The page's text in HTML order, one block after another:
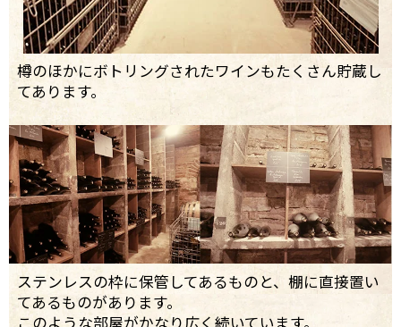
樽のほかにボトリングされたワインもたくさん貯蔵し
てあります。
ステンレスの枠に保管してあるものと、棚に直接置い
てあるものがあります。
このような部屋がかなり広く続いています。